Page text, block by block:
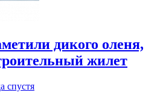
дикого оленя,
жилет
спустя